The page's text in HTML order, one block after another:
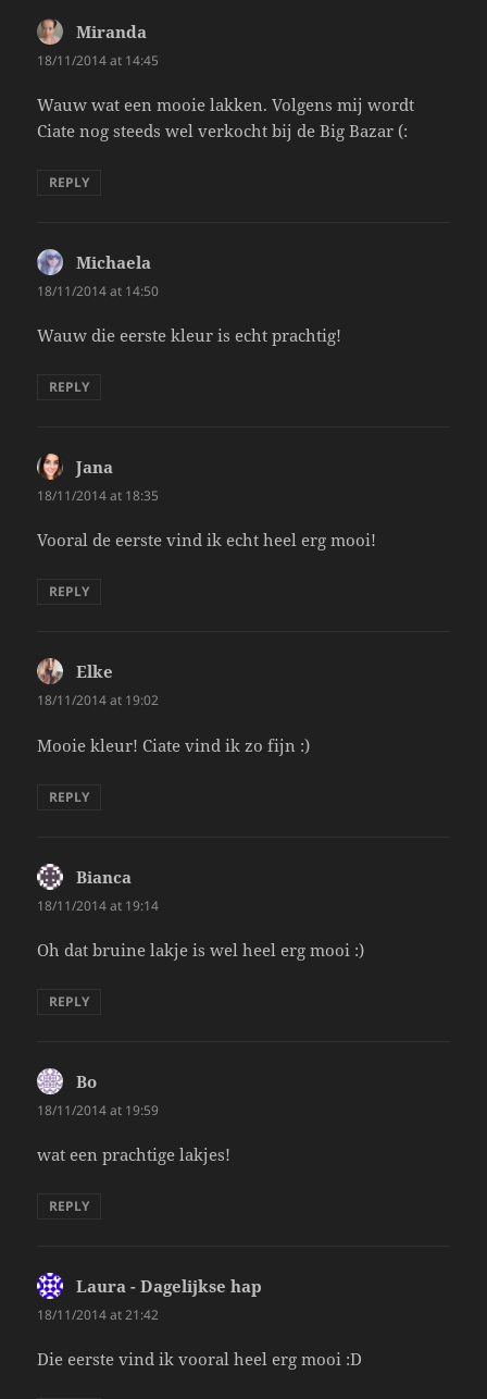
Miranda
18/11/2014 at 14:45
Wauw wat een mooie lakken. Volgens mij wordt
Ciate nog steeds wel verkocht bij de Big Bazar (:
REPLY
Michaela
18/11/2014 at 14:50
Wauw die eerste kleur is echt prachtig!
REPLY
Jana
18/11/2014 at 18:35
Vooral de eerste vind ik echt heel erg mooi!
REPLY
Elke
18/11/2014 at 19:02
Mooie kleur! Ciate vind ik zo fijn :)
REPLY
Bianca
18/11/2014 at 19:14
Oh dat bruine lakje is wel heel erg mooi :)
REPLY
Bo
18/11/2014 at 19:59
wat een prachtige lakjes!
REPLY
Laura - Dagelijkse hap
18/11/2014 at 21:42
Die eerste vind ik vooral heel erg mooi :D